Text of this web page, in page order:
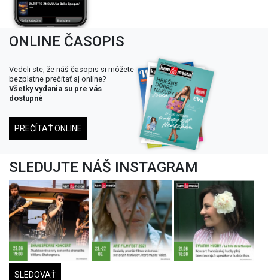
ONLINE ČASOPIS
Vedeli ste, že náš časopis si môžete
bezplatne prečítať aj online?
Všetky vydania su pre vás
dostupné
PREČÍTAŤ ONLINE
SLEDUJTE NÁŠ INSTAGRAM
SLEDOVAŤ